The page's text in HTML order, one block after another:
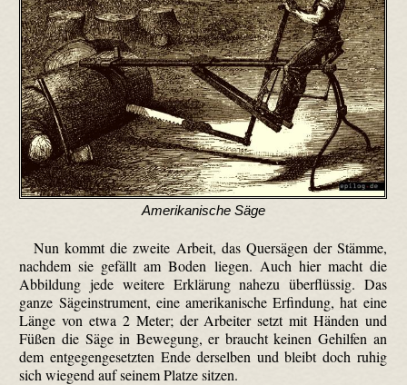
Amerikanische Säge
Nun kommt die zweite Arbeit, das Quersägen der Stämme,
nachdem sie gefällt am Boden liegen. Auch hier macht die
Abbildung jede weitere Erklärung nahezu überflüssig. Das
ganze Sägeinstrument, eine amerikanische Erfindung, hat eine
Länge von etwa 2 Meter; der Arbeiter setzt mit Händen und
Füßen die Säge in Bewegung, er braucht keinen Gehilfen an
dem entgegengesetzten Ende derselben und bleibt doch ruhig
sich wiegend auf seinem Platze sitzen.